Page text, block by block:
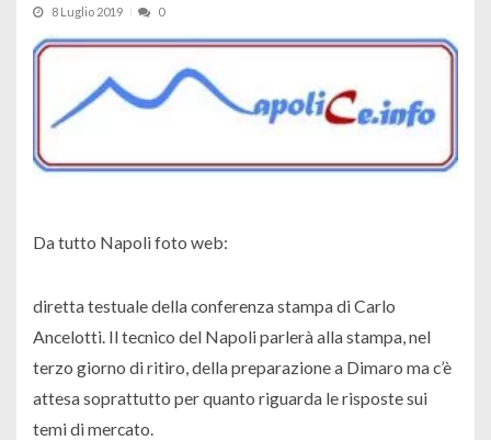
8 Luglio 2019 0
Da tutto Napoli foto web:
diretta testuale della conferenza stampa di Carlo
Ancelotti. Il tecnico del Napoli parlerà alla stampa, nel
terzo giorno di ritiro, della preparazione a Dimaro ma c’è
attesa soprattutto per quanto riguarda le risposte sui
temi di mercato.